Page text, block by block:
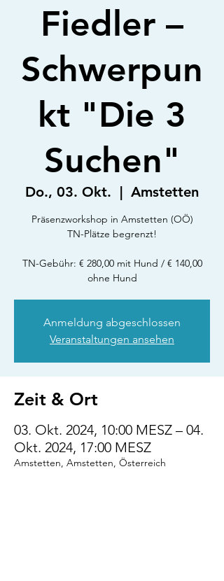
Fiedler –
Schwerpun
kt "Die 3
Suchen"
Do., 03. Okt.
  |
Amstetten
Präsenzworkshop in Amstetten (OÖ)
TN-Plätze begrenzt!
TN-Gebühr: € 280,00 mit Hund / € 140,00
ohne Hund
Anmeldung abgeschlossen
Veranstaltungen ansehen
Zeit & Ort
03. Okt. 2024, 10:00 MESZ – 04.
Okt. 2024, 17:00 MESZ
Amstetten, Amstetten, Österreich